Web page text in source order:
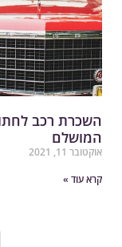
רכב
11, 2021
עוד »